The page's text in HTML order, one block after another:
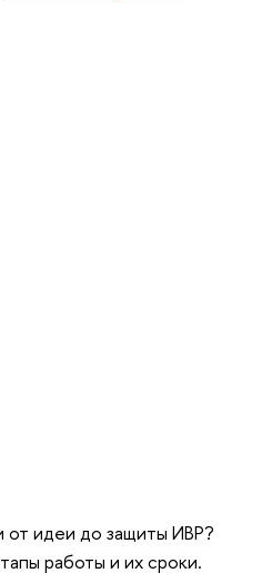
от идеи до защиты ИВР?
работы и их сроки.